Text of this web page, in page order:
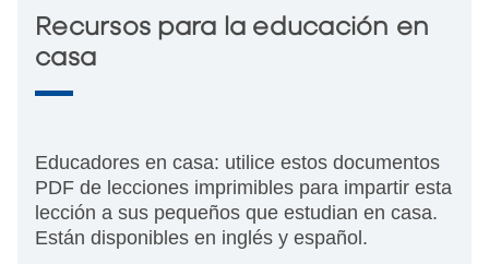
Recursos para la educación en
casa
Educadores en casa: utilice estos documentos
PDF de lecciones imprimibles para impartir esta
lección a sus pequeños que estudian en casa.
Están disponibles en inglés y español.